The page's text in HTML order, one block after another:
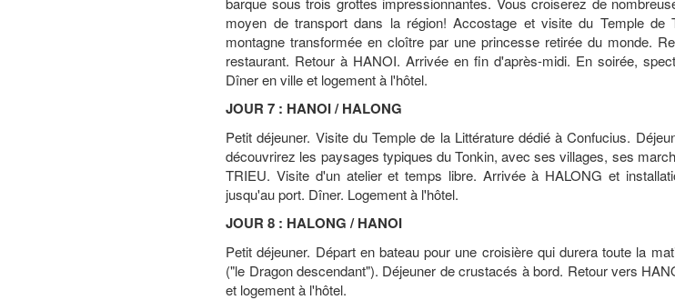
moyen de transport dans la région! Accostage et visite du Temple
montagne transformée en cloître par une princesse retirée du monde.
restaurant. Retour à HANOI. Arrivée en fin d'après-midi. En soirée,
Dîner en ville et logement à l'hôtel.
JOUR 7 : HANOI / HALONG
Petit déjeuner. Visite du Temple de la Littérature dédié à Confucius.
découvrirez les paysages typiques du Tonkin, avec ses villages, ses
TRIEU. Visite d'un atelier et temps libre. Arrivée à HALONG et
jusqu'au port. Dîner. Logement à l'hôtel.
JOUR 8 : HALONG / HANOI
Petit déjeuner. Départ en bateau pour une croisière qui durera toute la
("le Dragon descendant"). Déjeuner de crustacés à bord. Retour vers
et logement à l'hôtel.